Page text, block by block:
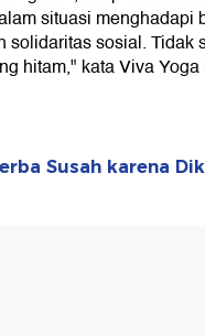
situasi menghadapi
solidaritas sosial. Tidak
hitam," kata Viva
Susah karena